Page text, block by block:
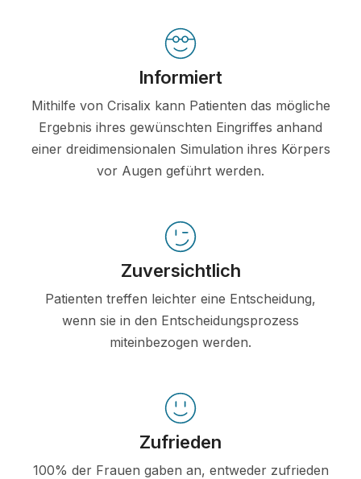
Informiert
Mithilfe von Crisalix kann Patienten das mögliche
Ergebnis ihres gewünschten Eingriffes anhand
einer dreidimensionalen Simulation ihres Körpers
vor Augen geführt werden.
Zuversichtlich
Patienten treffen leichter eine Entscheidung,
wenn sie in den Entscheidungsprozess
miteinbezogen werden.
Zufrieden
100% der Frauen gaben an, entweder zufrieden